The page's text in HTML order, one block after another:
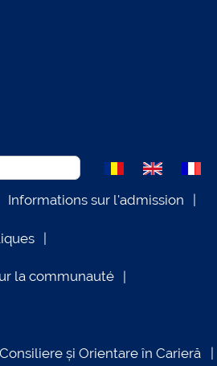
Informations sur l'admission
la communauté
și Orientare în Carieră